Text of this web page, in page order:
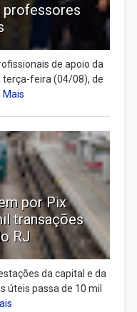
de apoio da
terça-feira (04/08), de
Mais
por Pix
transações
RJ
da capital e da
úteis passa de 10 mil